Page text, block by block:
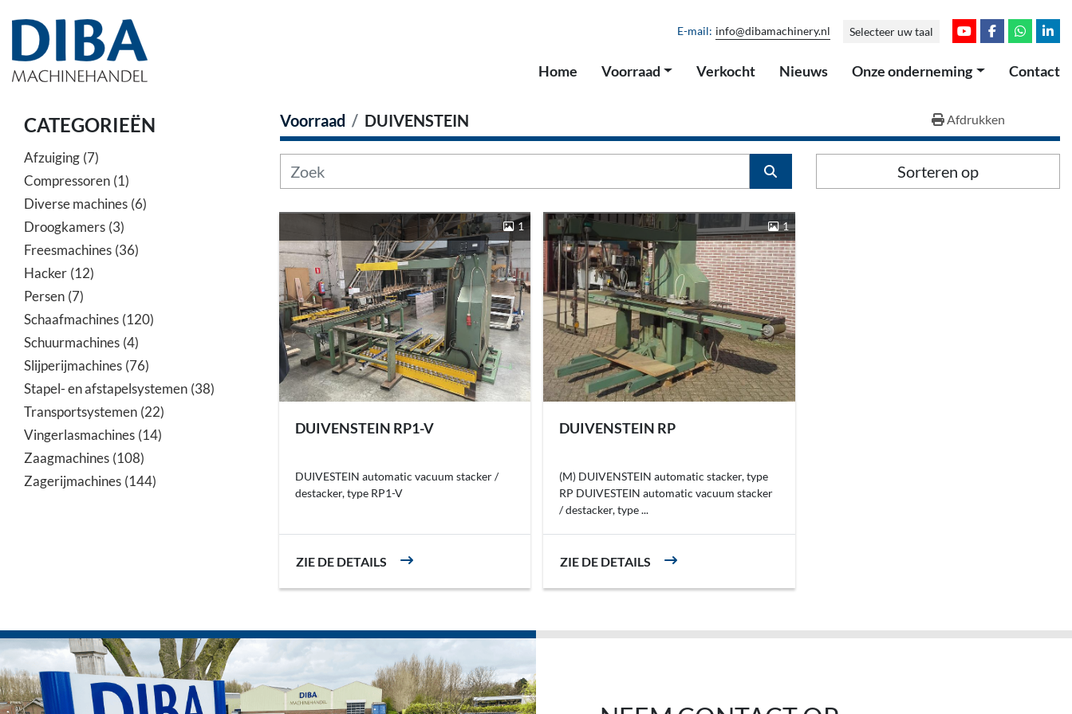
E-mail: info@dibamachinery.nl Selecteer uw taal
youtubefacebook
Home Voorraad Verkocht Nieuws Onze onderneming Contact
CATEGORIEËN
Afzuiging 7
Compressoren 1
Diverse machines 6
Droogkamers 3
Freesmachines 36
Hacker 12
Persen 7
Schaafmachines 120
Schuurmachines 4
Slijperijmachines 76
Stapel- en afstapelsystemen 38
Transportsystemen 22
Vingerlasmachines 14
Zaagmachines 108
Zagerijmachines 144
Voorraad DUIVENSTEIN Afdrukken
Sorteren op
1
DUIVENSTEIN RP1-V
DUIVESTEIN automatic vacuum stacker /
destacker, type RP1-V
ZIE DE DETAILS
1
DUIVENSTEIN RP
(M) DUIVENSTEIN automatic stacker, type
RP DUIVESTEIN automatic vacuum stacker
/ destacker, type ...
ZIE DE DETAILS